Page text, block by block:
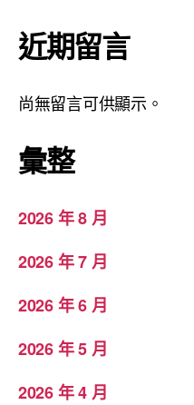
近期留言
尚無留言可供顯示。
彙整
2026 年 8 月
2026 年 7 月
2026 年 6 月
2026 年 5 月
2026 年 4 月